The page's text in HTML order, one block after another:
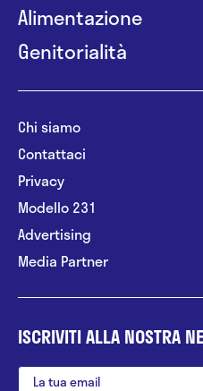
Alimentazione
Genitorialità
Chi siamo
Contattaci
Privacy
Modello 231
Advertising
Media Partner
ISCRIVITI ALLA NOSTRA